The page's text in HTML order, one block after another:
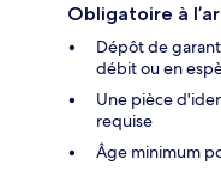
Obligatoire à
Dépôt de
débit ou en
Une pièce
requise
Âge minimum